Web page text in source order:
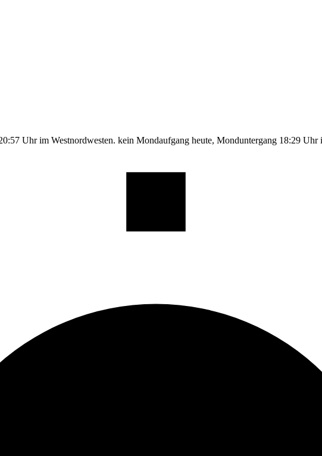
Uhr im Westnordwesten. kein Mondaufgang heute, Monduntergang 18:29